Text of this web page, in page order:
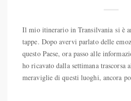
Il mio itinerario in Transilvania si è
tappe. Dopo avervi parlato delle
questo Paese, ora passo alle
ho ricavato dalla settimana trascorsa
meraviglie di questi luoghi, ancora